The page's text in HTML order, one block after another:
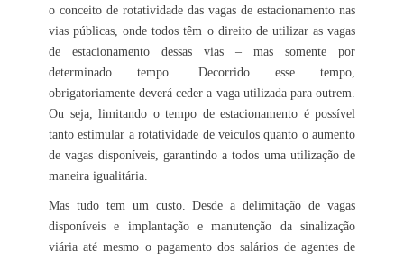
o conceito de rotatividade das vagas de estacionamento nas
vias públicas, onde todos têm o direito de utilizar as vagas
de estacionamento dessas vias – mas somente por
determinado tempo. Decorrido esse tempo,
obrigatoriamente deverá ceder a vaga utilizada para outrem.
Ou seja, limitando o tempo de estacionamento é possível
tanto estimular a rotatividade de veículos quanto o aumento
de vagas disponíveis, garantindo a todos uma utilização de
maneira igualitária.
Mas tudo tem um custo. Desde a delimitação de vagas
disponíveis e implantação e manutenção da sinalização
viária até mesmo o pagamento dos salários de agentes de